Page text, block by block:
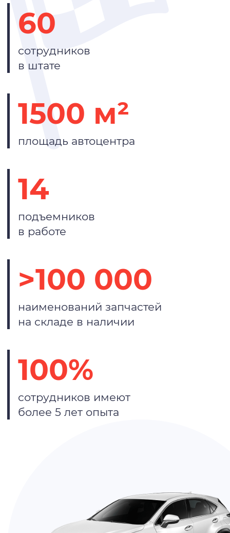
60
сотрудников
в штате
1500 м²
площадь автоцентра
14
подъемников
в работе
>100 000
наименований запчастей
на складе в наличии
100%
сотрудников имеют
более 5 лет опыта